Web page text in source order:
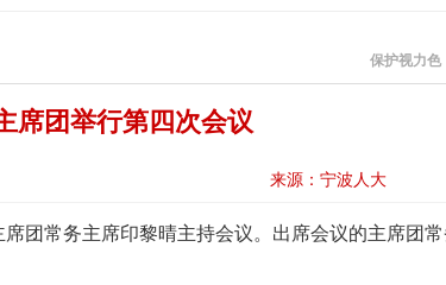
保护视力色
席团举行第四次会议
来源：宁波人大
团常务主席印黎晴主持会议。出席会议的主席团常